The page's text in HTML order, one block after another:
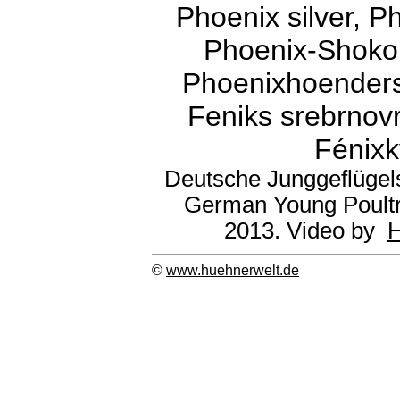
Phoenix silver,
Phoenix-
Feniks
Deutsche
German Young
2013. Video by
© www.huehnerwelt.de